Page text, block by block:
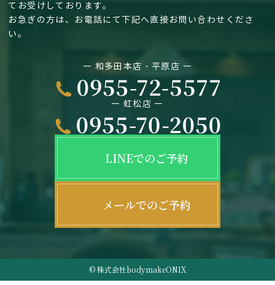
てお受けしております。
お急ぎの方は、お電話にて下記へ直接お問い合わせくださ
い。
― 和多田本店・平原店 ―
― 虹松店 ―
LINEでのご予約
メールでのご予約
© 株式会社bodymakeONIX